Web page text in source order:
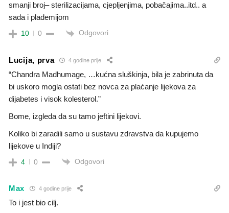
smanji broj– sterilizacijama, cjepljenjima, pobačajima..itd.. a
sada i plademijom
10 0 Odgovori
Lucija, prva 4 godine prije
“Chandra Madhumage, …kućna sluškinja, bila je zabrinuta da
bi uskoro mogla ostati bez novca za plaćanje lijekova za
dijabetes i visok kolesterol.”
Bome, izgleda da su tamo jeftini lijekovi.
Koliko bi zaradili samo u sustavu zdravstva da kupujemo
lijekove u Indiji?
4 0 Odgovori
Max 4 godine prije
To i jest bio cilj.